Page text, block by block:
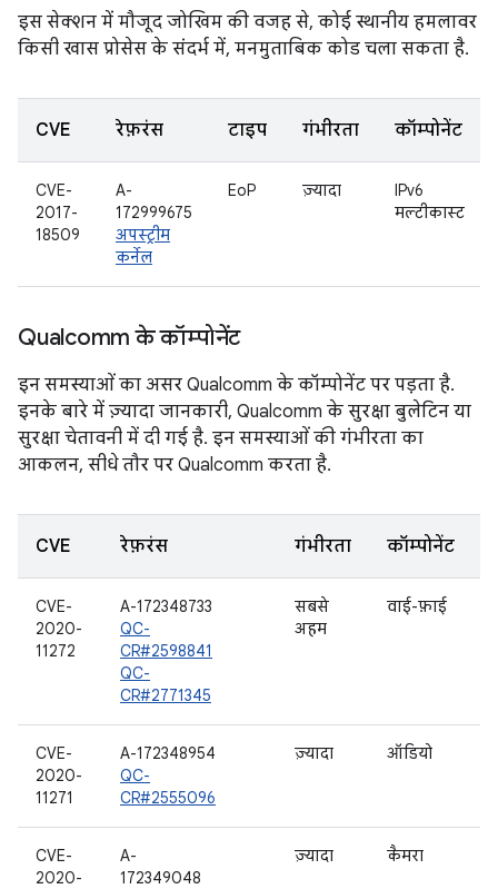
इस सेक्शन में मौजूद जोखिम की वजह से, कोई स्थानीय हमलावर
किसी खास प्रोसेस के संदर्भ में, मनमुताबिक कोड चला सकता है.
CVE रेफ़रंस टाइप गंभीरता कॉम्पोनेंट
CVE-
2017-
18509
A-
172999675
अपस्ट्रीम
कर्नेल
EoP ज़्यादा
IPv6
मल्टीकास्ट
Qualcomm के कॉम्पोनेंट
इन समस्याओं का असर Qualcomm के कॉम्पोनेंट पर पड़ता है.
इनके बारे में ज़्यादा जानकारी, Qualcomm के सुरक्षा बुलेटिन या
सुरक्षा चेतावनी में दी गई है. इन समस्याओं की गंभीरता का
आकलन, सीधे तौर पर Qualcomm करता है.
CVE रेफ़रंस गंभीरता कॉम्पोनेंट
CVE-
2020-
11272
A-172348733
QC-
CR#2598841
QC-
CR#2771345
सबसे
अहम
वाई-फ़ाई
CVE-
2020-
11271
A-172348954
QC-
CR#2555096
ज़्यादा ऑडियो
CVE-
2020-
A-
172349048
ज़्यादा कैमरा